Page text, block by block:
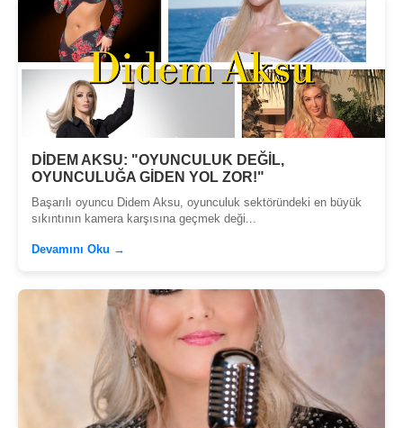
DİDEM AKSU: "OYUNCULUK DEĞİL,
OYUNCULUĞA GİDEN YOL ZOR!"
Başarılı oyuncu Didem Aksu, oyunculuk sektöründeki en büyük
sıkıntının kamera karşısına geçmek deği...
Devamını Oku →